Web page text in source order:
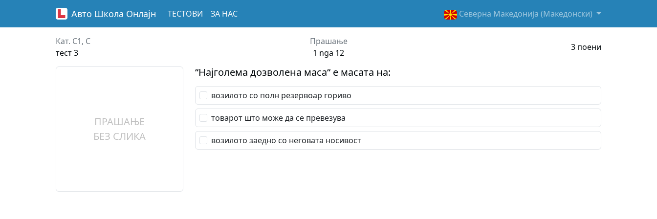
Авто Школа Онлајн ТЕСТОВИ ЗА НАС Северна Македонија (Македонски)
Кат. C1, C
тест 3
Прашање
1 nga 12
3 поени
ПРАШАЊЕ
БЕЗ СЛИКА
“Најголема дозволена маса“ е масата на:
возилото со полн резервоар гориво
товарот што може да се превезува
возилото заедно со неговата носивост